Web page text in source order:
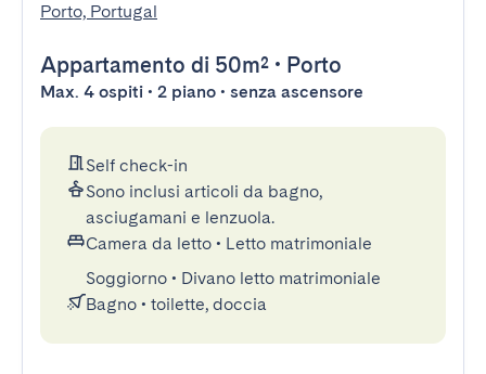
Porto, Portugal
Appartamento di 50m² • Porto
Max. 4 ospiti • 2 piano • senza ascensore
Self check-in
Sono inclusi articoli da bagno,
asciugamani e lenzuola.
Camera da letto • Letto matrimoniale
Soggiorno • Divano letto matrimoniale
Bagno • toilette, doccia